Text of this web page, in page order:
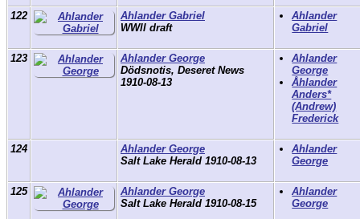
122
Ahlander Gabriel
WWll draft
Ahlander
Gabriel
123
Ahlander George
Dödsnotis, Deseret News
1910-08-13
Ahlander
George
Åhlander
Anders*
(Andrew)
Frederick
124
Ahlander George
Salt Lake Herald 1910-08-13
Ahlander
George
125
Ahlander George
Salt Lake Herald 1910-08-15
Ahlander
George